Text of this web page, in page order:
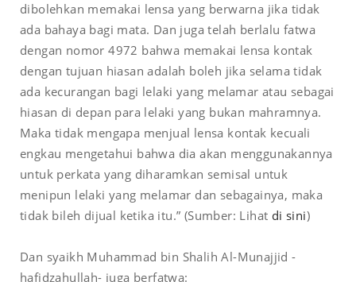
dibolehkan memakai lensa yang berwarna jika tidak
ada bahaya bagi mata. Dan juga telah berlalu fatwa
dengan nomor 4972 bahwa memakai lensa kontak
dengan tujuan hiasan adalah boleh jika selama tidak
ada kecurangan bagi lelaki yang melamar atau sebagai
hiasan di depan para lelaki yang bukan mahramnya.
Maka tidak mengapa menjual lensa kontak kecuali
engkau mengetahui bahwa dia akan menggunakannya
untuk perkata yang diharamkan semisal untuk
menipun lelaki yang melamar dan sebagainya, maka
tidak bileh dijual ketika itu.” (Sumber: Lihat di sini)
Dan syaikh Muhammad bin Shalih Al-Munajjid -
hafidzahullah- juga berfatwa: